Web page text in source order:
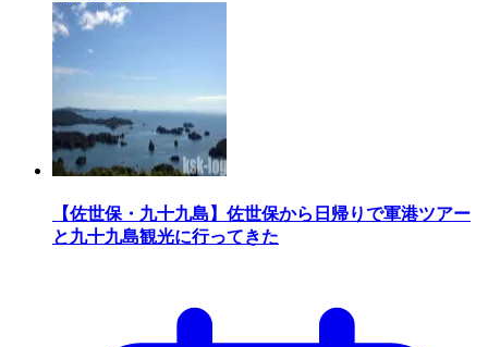
【佐世保・九十九島】佐世保から日帰りで軍港ツアー
と九十九島観光に行ってきた